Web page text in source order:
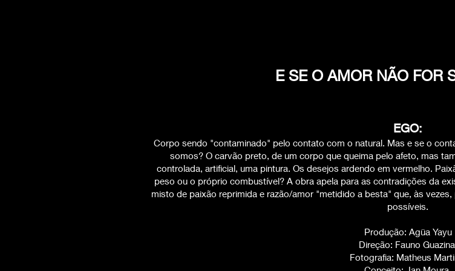
E SE O AMOR NÃO FOR
EGO:
Corpo sendo "contaminado" pelo contato com o natural. Mas e se o
somos? O carvão preto, de um corpo que queima pelo afeto, mas
controlada, artificial, uma pintura. Os desejos ardendo em vermelho.
peso ou o próprio combustível? A obra apela para as contradições da
misto de paixão reprimida e razão/amor "metidido a besta" que, às
possíveis.
Produção: Agüa Yayu
Direção: Fauno Guazina
Fotografia: Matheus